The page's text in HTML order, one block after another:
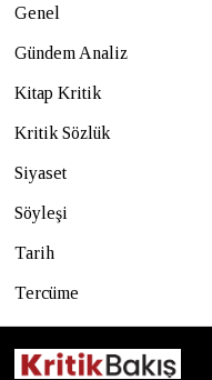
Genel
Gündem Analiz
Kitap Kritik
Kritik Sözlük
Siyaset
Söyleşi
Tarih
Tercüme